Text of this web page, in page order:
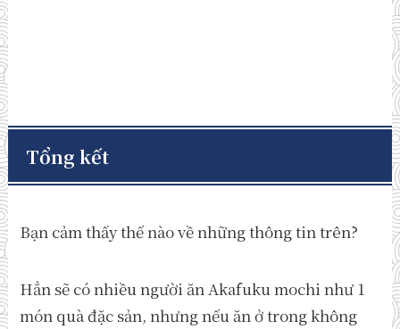
Tổng kết
Bạn cảm thấy thế nào về những thông tin trên?
Hẳn sẽ có nhiều người ăn Akafuku mochi như 1
món quà đặc sản, nhưng nếu ăn ở trong không